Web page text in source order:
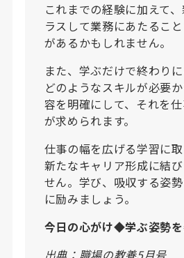
これまでの経験に加えて
ラスして業務にあたるこ
があるかもしれません。
また、学ぶだけで終わりに
どのようなスキルが必要
容を明確にして、それを
が求められます。
仕事の幅を広げる学習に取
新たなキャリア形成に結
せん。学び、吸収する姿
に励みましょう。
今日の心がけ◆学ぶ姿勢